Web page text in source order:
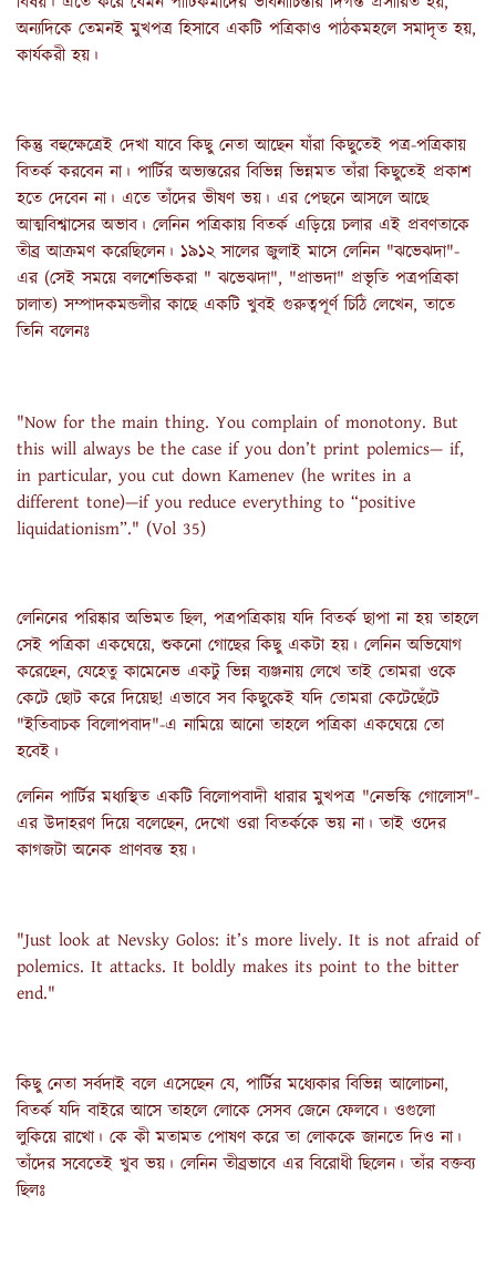
অন্যদিকে তেমনই মুখপত্র হিসাবে একটি পত্রিকাও পাঠকমহলে সমাদৃত হয়,
কার্যকরী হয়।
কিন্তু বহুক্ষেত্রেই দেখা যাবে কিছু নেতা আছেন যাঁরা কিছুতেই পত্র-পত্রিকায়
বিতর্ক করবেন না। পার্টির অভ্যন্তরের বিভিন্ন ভিন্নমত তাঁরা কিছুতেই প্রকাশ
হতে দেবেন না। এতে তাঁদের ভীষণ ভয়। এর পেছনে আসলে আছে
আত্মবিশ্বাসের অভাব। লেনিন পত্রিকায় বিতর্ক এড়িয়ে চলার এই প্রবণতাকে
তীব্র আক্রমণ করেছিলেন। ১৯১২ সালের জুলাই মাসে লেনিন "ঝভেঝদা"-
এর (সেই সময়ে বলশেভিকরা " ঝভেঝদা", "প্রাভদা" প্রভৃতি পত্রপত্রিকা
চালাত) সম্পাদকমন্ডলীর কাছে একটি খুবই গুরুত্বপূর্ণ চিঠি লেখেন, তাতে
তিনি বলেনঃ
"Now for the main thing. You complain of monotony. But
this will always be the case if you don’t print polemics— if,
in particular, you cut down Kamenev (he writes in a
different tone)—if you reduce everything to “positive
liquidationism”." (Vol 35)
লেনিনের পরিষ্কার অভিমত ছিল, পত্রপত্রিকায় যদি বিতর্ক ছাপা না হয় তাহলে
সেই পত্রিকা একঘেয়ে, শুকনো গোছের কিছু একটা হয়। লেনিন অভিযোগ
করেছেন, যেহেতু কামেনেভ একটু ভিন্ন ব্যঞ্জনায় লেখে তাই তোমরা ওকে
কেটে ছোট করে দিয়েছ! এভাবে সব কিছুকেই যদি তোমরা কেটেছেঁটে
"ইতিবাচক বিলোপবাদ"-এ নামিয়ে আনো তাহলে পত্রিকা একঘেয়ে তো
হবেই।
লেনিন পার্টির মধ্যস্থিত একটি বিলোপবাদী ধারার মুখপত্র "নেভস্কি গোলোস"-
এর উদাহরণ দিয়ে বলেছেন, দেখো ওরা বিতর্ককে ভয় না। তাই ওদের
কাগজটা অনেক প্রাণবন্ত হয়।
"Just look at Nevsky Golos: it’s more lively. It is not afraid of
polemics. It attacks. It boldly makes its point to the bitter
end."
কিছু নেতা সর্বদাই বলে এসেছেন যে, পার্টির মধ্যেকার বিভিন্ন আলোচনা,
বিতর্ক যদি বাইরে আসে তাহলে লোকে সেসব জেনে ফেলবে। ওগুলো
লুকিয়ে রাখো। কে কী মতামত পোষণ করে তা লোককে জানতে দিও না।
তাঁদের সবেতেই খুব ভয়। লেনিন তীব্রভাবে এর বিরোধী ছিলেন। তাঁর বক্তব্য
ছিলঃ